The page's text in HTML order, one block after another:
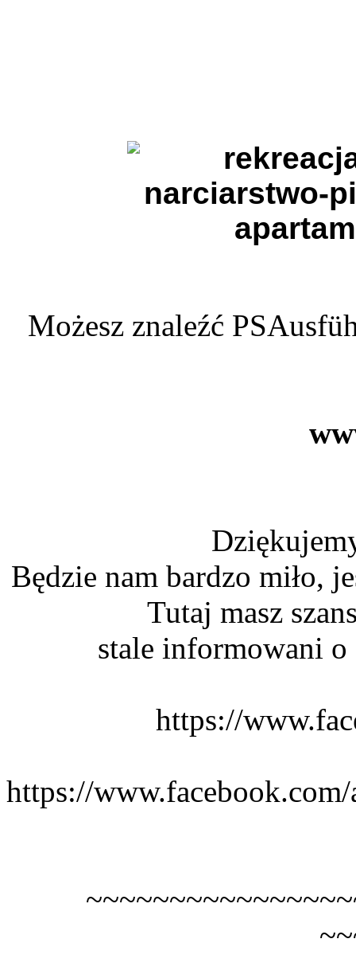
Możesz znaleźć
Będzie nam bardzo miło,
Tutaj masz
stale informowani
https://
https://